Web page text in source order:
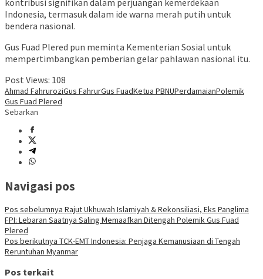
kontribusi signifikan dalam perjuangan kemerdekaan
Indonesia, termasuk dalam ide warna merah putih untuk
bendera nasional.
Gus Fuad Plered pun meminta Kementerian Sosial untuk
mempertimbangkan pemberian gelar pahlawan nasional itu.
Post Views: 108
Ahmad FahruroziGus FahrurGus FuadKetua PBNUPerdamaianPolemik
Gus Fuad Plered
Sebarkan
Navigasi pos
Pos sebelumnya Rajut Ukhuwah Islamiyah & Rekonsiliasi, Eks Panglima
FPI: Lebaran Saatnya Saling Memaafkan Ditengah Polemik Gus Fuad
Plered
Pos berikutnya TCK-EMT Indonesia: Penjaga Kemanusiaan di Tengah
Reruntuhan Myanmar
Pos terkait